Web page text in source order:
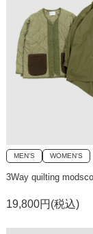
MEN'S WOMEN'S
3Way quilting
19,800円(税込)